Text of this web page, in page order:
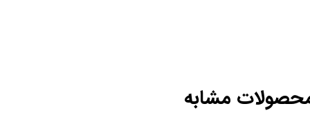
مشابه